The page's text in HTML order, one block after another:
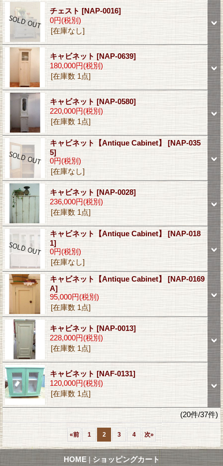
チェスト [NAP-0016]
0円(税別)
[在庫なし]
キャビネット [NAP-0639]
180,000円(税別)
[在庫数 1点]
キャビネット [NAP-0580]
220,000円(税別)
[在庫数 1点]
キャビネット【Antique Cabinet】 [NAP-035
5]
0円(税別)
[在庫なし]
キャビネット [NAP-0028]
236,000円(税別)
[在庫数 1点]
キャビネット【Antique Cabinet】 [NAP-018
1]
0円(税別)
[在庫なし]
キャビネット【Antique Cabinet】 [NAP-0169
A]
95,000円(税別)
[在庫数 1点]
キャビネット [NAP-0013]
228,000円(税別)
[在庫数 1点]
キャビネット [NAF-0131]
120,000円(税別)
[在庫数 1点]
(20件/37件)
«前 1 2 3 4 次»
HOME | ショッピングカート